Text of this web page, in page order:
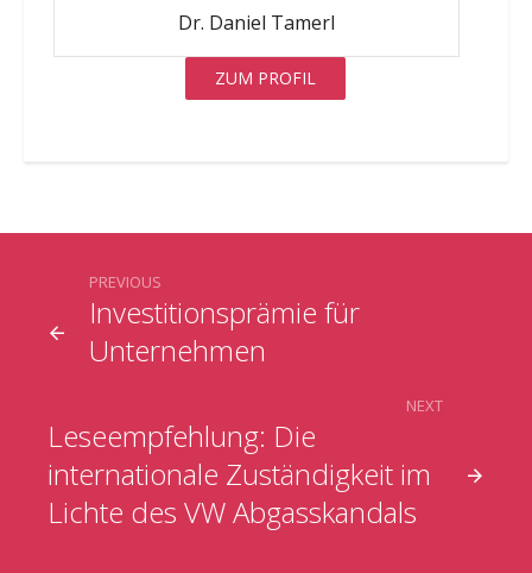
Dr. Daniel Tamerl
ZUM PROFIL
Investitionsprämie für
Unternehmen
PREVIOUS
Leseempfehlung: Die
internationale Zuständigkeit im
Lichte des VW Abgasskandals
NEXT